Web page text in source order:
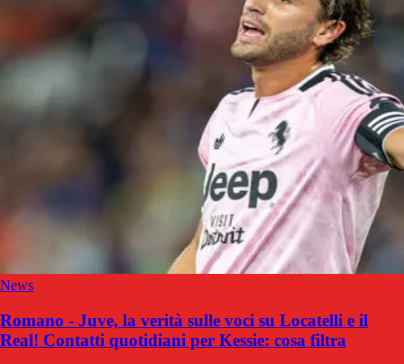
News
Romano - Juve, la verità sulle voci su Locatelli e il
Real! Contatti quotidiani per Kessie: cosa filtra